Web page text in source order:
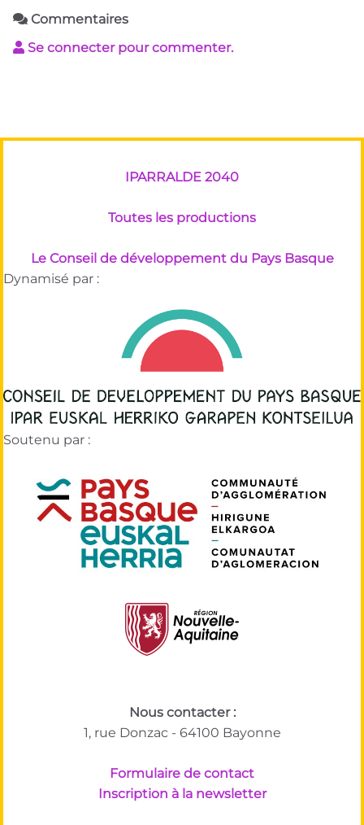
Commentaires
Se connecter pour commenter.
IPARRALDE 2040
Toutes les productions
Le Conseil de développement du Pays Basque
Dynamisé par :
Soutenu par :
Nous contacter :
1, rue Donzac - 64100 Bayonne
Formulaire de contact
Inscription à la newsletter